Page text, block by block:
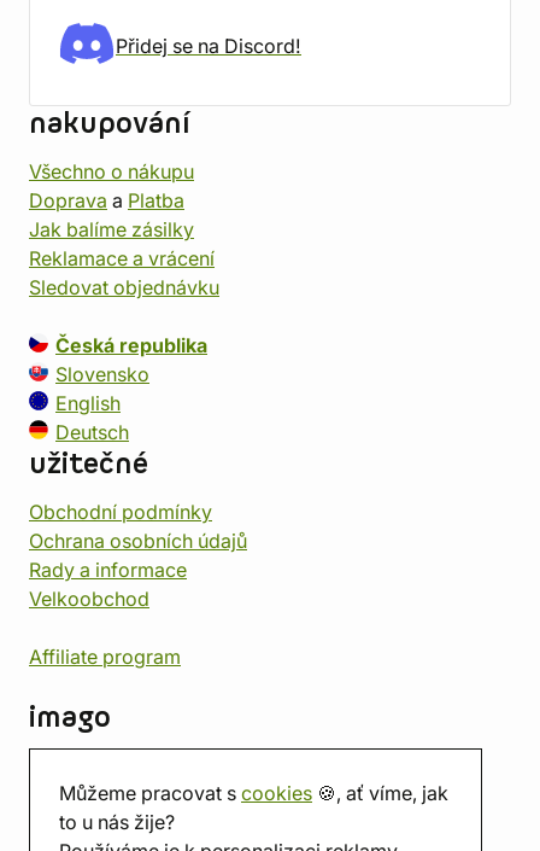
Můžeme pracovat s cookies 🍪, ať víme, jak
to u nás žije?
Přidej se na Discord!
nakupování
Všechno o nákupu
Doprava a Platba
Jak balíme zásilky
Reklamace a vrácení
Sledovat objednávku
Česká republika
Slovensko
English
Deutsch
užitečné
Obchodní podmínky
Ochrana osobních údajů
Rady a informace
Velkoobchod
Affiliate program
imago
Prodejna
Herna